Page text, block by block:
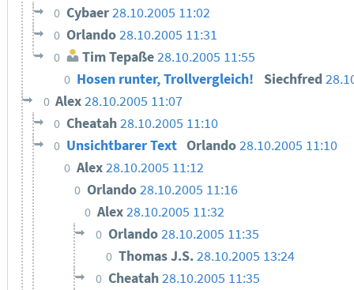
0 Cybaer28.10.2005 11:02
0 Orlando28.10.2005 11:31
0 Tim Tepaße 28.10.2005 11:55
0 Hosen runter, Trollvergleich! Siechfred
0 Alex28.10.2005 11:07
0 Cheatah28.10.2005 11:10
0 Unsichtbarer Text Orlando28.10.2005 11:10
0 Alex28.10.2005 11:12
0 Orlando28.10.2005 11:16
0 Alex28.10.2005 11:32
0 Orlando28.10.2005 11:35
0 Thomas J.S.28.10.2005 13:24
0 Cheatah28.10.2005 11:35